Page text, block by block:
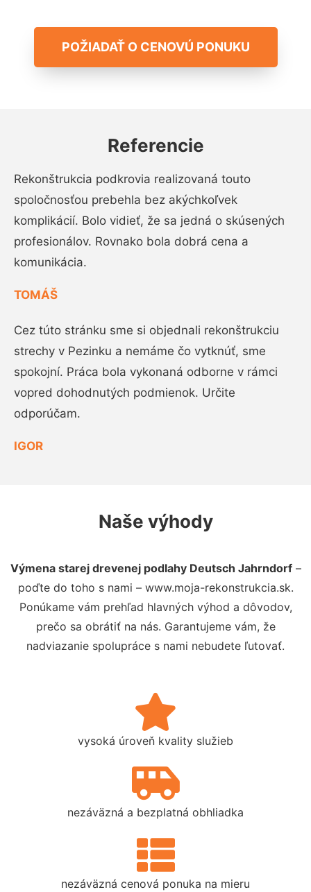
POŽIADAŤ O CENOVÚ PONUKU
Referencie
Rekonštrukcia podkrovia realizovaná touto
spoločnosťou prebehla bez akýchkoľvek
komplikácií. Bolo vidieť, že sa jedná o skúsených
profesionálov. Rovnako bola dobrá cena a
komunikácia.
TOMÁŠ
Cez túto stránku sme si objednali rekonštrukciu
strechy v Pezinku a nemáme čo vytknúť, sme
spokojní. Práca bola vykonaná odborne v rámci
vopred dohodnutých podmienok. Určite
odporúčam.
IGOR
Naše výhody
Výmena starej drevenej podlahy Deutsch Jahrndorf–
poďte do toho s nami – www.moja-rekonstrukcia.sk.
Ponúkame vám prehľad hlavných výhod a dôvodov,
prečo sa obrátiť na nás. Garantujeme vám, že
nadviazanie spolupráce s nami nebudete ľutovať.
vysoká úroveň kvality služieb
nezáväzná a bezplatná obhliadka
nezáväzná cenová ponuka na mieru